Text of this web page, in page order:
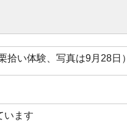
い体験、写真は9月28日）
います